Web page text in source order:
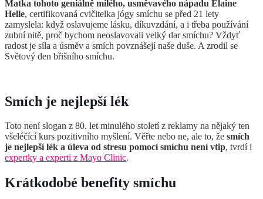
Matka tohoto geniálně milého, usměvavého nápadu Elaine
Helle, certifikovaná cvičitelka jógy smíchu se před 21 lety
zamyslela: když oslavujeme lásku, díkuvzdání, a i třeba používání
zubní nitě, proč bychom neoslavovali velký dar smíchu? Vždyť
radost je síla a úsměv a smích povznášejí naše duše. A zrodil se
Světový den břišního smíchu.
Smích je nejlepší lék
Toto není slogan z 80. let minulého století z reklamy na nějaký ten
všeléčící kurs pozitivního myšlení. Věřte nebo ne, ale to, že smích
je nejlepší lék a úleva od stresu pomocí smíchu není vtip, tvrdí i
expertky a experti z Mayo Clinic.
Krátkodobé benefity smíchu